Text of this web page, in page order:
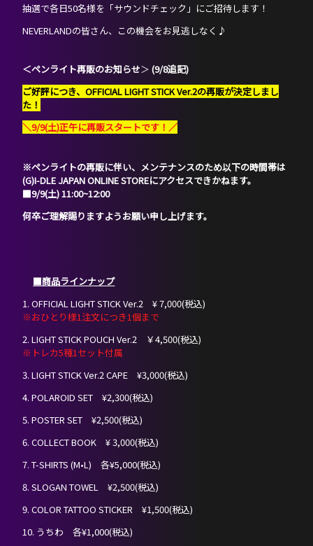
抽選で各日50名様を「サウンドチェック」にご招待します！
NEVERLANDの皆さん、この機会をお見逃しなく♪
＜ペンライト再販のお知らせ＞(9/8追記)
ご好評につき、OFFICIAL LIGHT STICK Ver.2の再販が決定しまし
た！
＼9/9(土)正午に再販スタートです！／
※ペンライトの再販に伴い、メンテナンスのため以下の時間帯は
(G)I-DLE JAPAN ONLINE STOREにアクセスできかねます。
■9/9(土) 11:00~12:00
何卒ご理解賜りますようお願い申し上げます。
■商品ラインナップ
1. OFFICIAL LIGHT STICK Ver.2 ¥ 7,000(税込)
※おひとり様1注文につき1個まで
2. LIGHT STICK POUCH Ver.2 ￥4,500(税込)
※トレカ5種1セット付属
3. LIGHT STICK Ver.2 CAPE ¥3,000(税込)
4. POLAROID SET ¥2,300(税込)
5. POSTER SET ¥2,500(税込)
6. COLLECT BOOK ¥ 3,000(税込)
7. T-SHIRTS (M•L) 各¥5,000(税込)
8. SLOGAN TOWEL ¥2,500(税込)
9. COLOR TATTOO STICKER ¥1,500(税込)
10. うちわ 各¥1,000(税込)
HOME
PROFILE
SCHEDULE